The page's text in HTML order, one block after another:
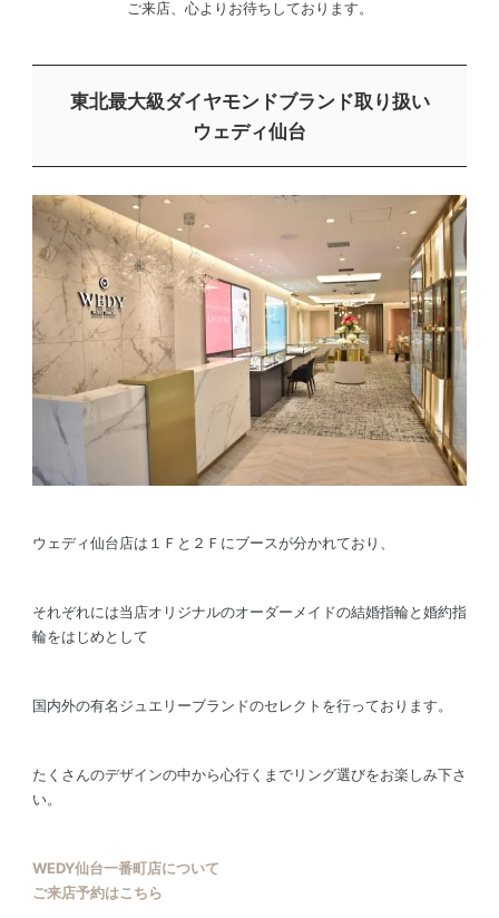
ご来店、心よりお待ちしております。
東北最大級ダイヤモンドブランド取り扱い
ウェディ仙台
ウェディ仙台店は１Ｆと２Ｆにブースが分かれており、
それぞれには当店オリジナルのオーダーメイドの結婚指輪と婚約指
輪をはじめとして
国内外の有名ジュエリーブランドのセレクトを行っております。
たくさんのデザインの中から心行くまでリング選びをお楽しみ下さ
い。
WEDY仙台一番町店について
ご来店予約はこちら